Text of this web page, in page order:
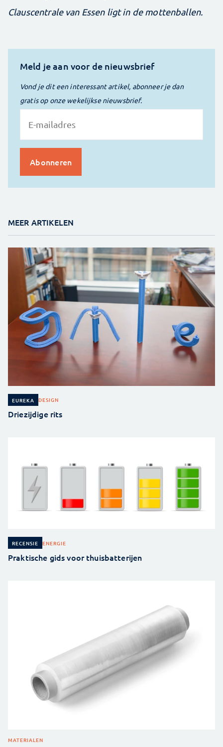
Clauscentrale van Essen ligt in de mottenballen.
Meld je aan voor de nieuwsbrief
Vond je dit een interessant artikel, abonneer je dan
gratis op onze wekelijkse nieuwsbrief.
MEER ARTIKELEN
EUREKA DESIGN
Driezijdige rits
RECENSIE ENERGIE
Praktische gids voor thuisbatterijen
MATERIALEN